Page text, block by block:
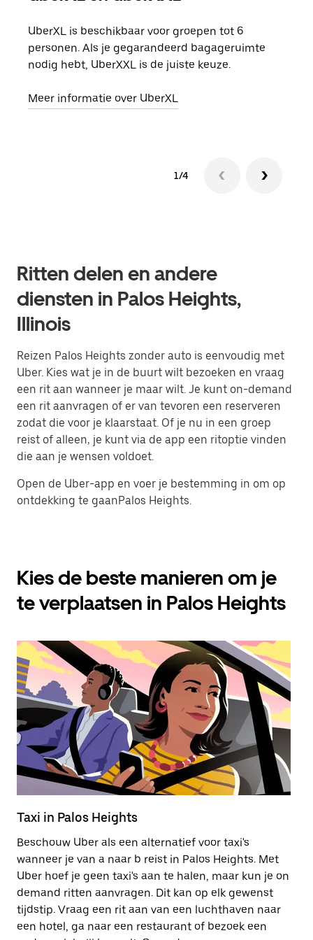
UberXL is beschikbaar voor groepen tot 6
personen. Als je gegarandeerd bagageruimte
nodig hebt, UberXXL is de juiste keuze.
Meer informatie over UberXL
1/4
Ritten delen en andere
diensten in Palos Heights,
Illinois
Reizen Palos Heights zonder auto is eenvoudig met
Uber. Kies wat je in de buurt wilt bezoeken en vraag
een rit aan wanneer je maar wilt. Je kunt on-demand
een rit aanvragen of er van tevoren een reserveren
zodat die voor je klaarstaat. Of je nu in een groep
reist of alleen, je kunt via de app een ritoptie vinden
die aan je wensen voldoet.
Open de Uber-app en voer je bestemming in om op
ontdekking te gaanPalos Heights.
Kies de beste manieren om je
te verplaatsen in Palos Heights
Taxi in Palos Heights
Beschouw Uber als een alternatief voor taxi's
wanneer je van a naar b reist in Palos Heights. Met
Uber hoef je geen taxi's aan te halen, maar kun je on
demand ritten aanvragen. Dit kan op elk gewenst
tijdstip. Vraag een rit aan van een luchthaven naar
een hotel, ga naar een restaurant of bezoek een